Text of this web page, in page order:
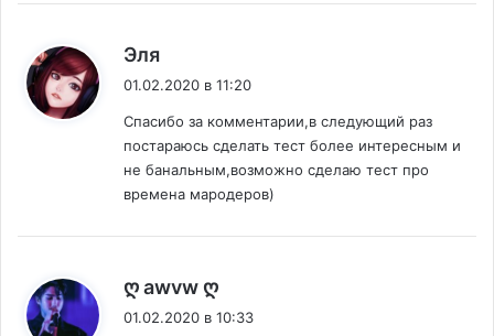
Эля
01.02.2020 в 11:20
Спасибо за комментарии,в следующий раз
постараюсь сделать тест более интересным и
не банальным,возможно сделаю тест про
времена мародеров)
ღ awvw ღ
01.02.2020 в 10:33